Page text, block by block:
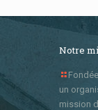
Notre
un
mission